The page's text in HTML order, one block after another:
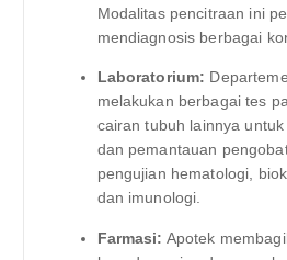
Modalitas pencitraan ini
mendiagnosis berbagai
Laboratorium:
melakukan berbagai tes
cairan tubuh lainnya
dan pemantauan
pengujian hematologi,
dan imunologi.
Farmasi: Apotek